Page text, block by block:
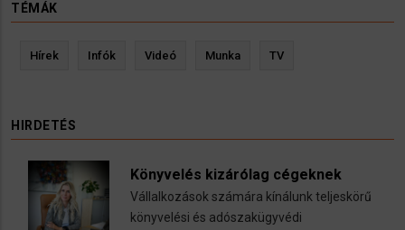
TÉMÁK
Hírek Infók Videó Munka TV
HIRDETÉS
Könyvelés kizárólag cégeknek
Vállalkozások számára kínálunk teljeskörű
könyvelési és adószakügyvédi